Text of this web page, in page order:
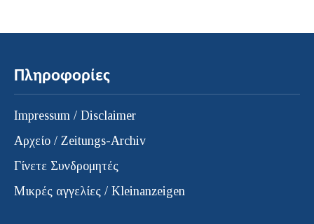
Πληροφορίες
Impressum / Disclaimer
Αρχείο / Zeitungs-Archiv
Γίνετε Συνδρομητές
Μικρές αγγελίες / Kleinanzeigen